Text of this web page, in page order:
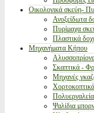
Οικολογικά σκεύη-
Ανοξείδωτα
Πυρίμαχα
Πλαστικά
Μηχανήματα Κήπου
Σκαπτικά -
Μηχανές
Ψαλίδια